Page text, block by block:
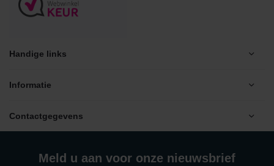
Handige links
Informatie
Contactgegevens
Meld u aan voor onze nieuwsbrief